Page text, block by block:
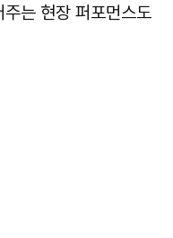
는 현장 퍼포먼스도